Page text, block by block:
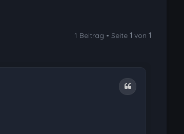
1 Beitrag • Seite1 von1
Zitat